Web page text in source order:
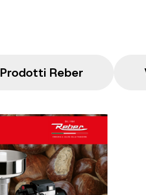
Prodotti Reber